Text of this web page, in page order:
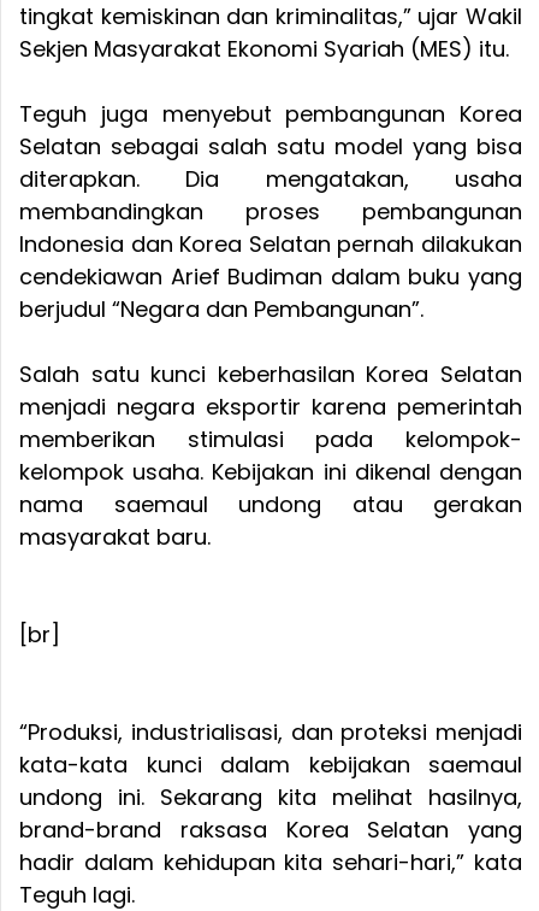
tingkat kemiskinan dan kriminalitas,” ujar Wakil
Sekjen Masyarakat Ekonomi Syariah (MES) itu.
Teguh juga menyebut pembangunan Korea
Selatan sebagai salah satu model yang bisa
diterapkan. Dia mengatakan, usaha
membandingkan proses pembangunan
Indonesia dan Korea Selatan pernah dilakukan
cendekiawan Arief Budiman dalam buku yang
berjudul “Negara dan Pembangunan”.
Salah satu kunci keberhasilan Korea Selatan
menjadi negara eksportir karena pemerintah
memberikan stimulasi pada kelompok-
kelompok usaha. Kebijakan ini dikenal dengan
nama saemaul undong atau gerakan
masyarakat baru.
[br]
“Produksi, industrialisasi, dan proteksi menjadi
kata-kata kunci dalam kebijakan saemaul
undong ini. Sekarang kita melihat hasilnya,
brand-brand raksasa Korea Selatan yang
hadir dalam kehidupan kita sehari-hari,” kata
Teguh lagi.